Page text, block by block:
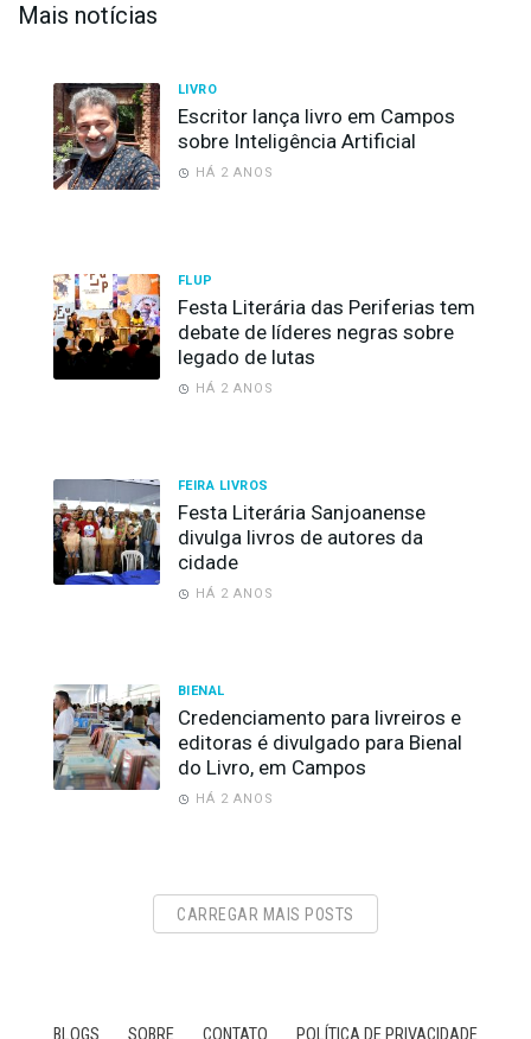
Mais notícias
LIVRO
Escritor lança livro em Campos
sobre Inteligência Artificial
HÁ 2 ANOS
FLUP
Festa Literária das Periferias tem
debate de líderes negras sobre
legado de lutas
HÁ 2 ANOS
FEIRA LIVROS
Festa Literária Sanjoanense
divulga livros de autores da
cidade
HÁ 2 ANOS
BIENAL
Credenciamento para livreiros e
editoras é divulgado para Bienal
do Livro, em Campos
HÁ 2 ANOS
CARREGAR MAIS POSTS
BLOGS SOBRE CONTATO POLÍTICA DE PRIVACIDADE